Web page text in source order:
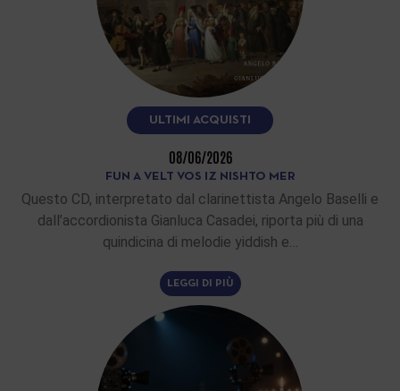
ULTIMI ACQUISTI
08/06/2026
FUN A VELT VOS IZ NISHTO MER
Questo CD, interpretato dal clarinettista Angelo Baselli e
dall’accordionista Gianluca Casadei, riporta più di una
quindicina di melodie yiddish e…
LEGGI DI PIÙ